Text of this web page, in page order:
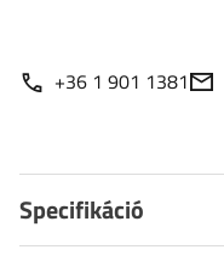
+36 1 901 1381
Specifikáció